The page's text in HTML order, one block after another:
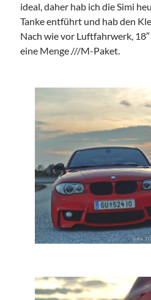
ideal, daher hab ich die Simi
Tanke entführt und hab den
Nach wie vor Luftfahrwerk,
eine Menge ///M-Paket.